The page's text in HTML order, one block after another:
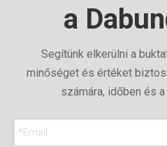
a
Segítünk elkerülni a
minőséget és értéket
számára, időben és